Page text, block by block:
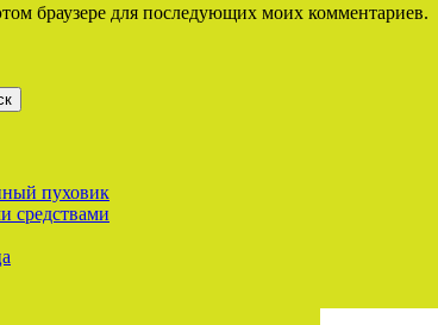
браузере для последующих моих комментариев.
пуховик
средствами